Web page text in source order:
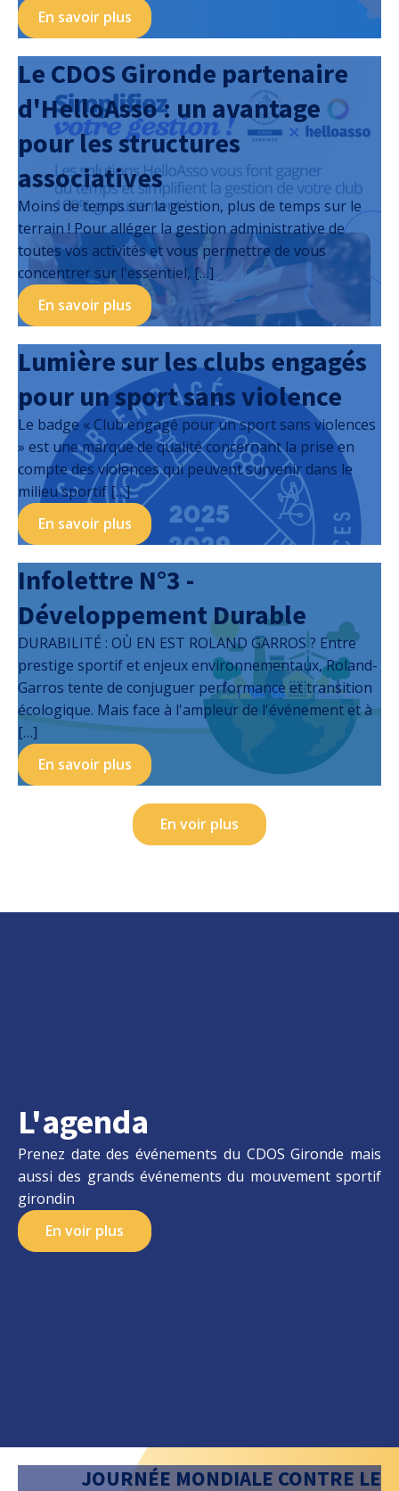
En savoir plus
Le CDOS Gironde partenaire
d'HelloAsso : un avantage
pour les structures
associatives
Moins de temps sur la gestion, plus de temps sur le
terrain ! Pour alléger la gestion administrative de
toutes vos activités et vous permettre de vous
concentrer sur l'essentiel, […]
En savoir plus
Lumière sur les clubs engagés
pour un sport sans violence
Le badge « Club engagé pour un sport sans violences
» est une marque de qualité concernant la prise en
compte des violences qui peuvent survenir dans le
milieu sportif […]
En savoir plus
Infolettre N°3 -
Développement Durable
DURABILITÉ : OÙ EN EST ROLAND GARROS ? Entre
prestige sportif et enjeux environnementaux, Roland-
Garros tente de conjuguer performance et transition
écologique. Mais face à l'ampleur de l'événement et à
[…]
En savoir plus
En voir plus
L'agenda
Prenez date des événements du CDOS Gironde mais
aussi des grands événements du mouvement sportif
girondin
En voir plus
JOURNÉE MONDIALE CONTRE LE